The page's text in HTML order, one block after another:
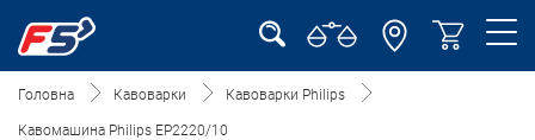
Головна Кавоварки Кавоварки Philips
Кавомашина Philips EP2220/10